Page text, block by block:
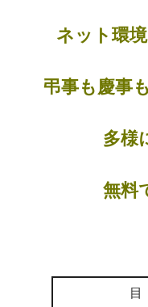
ネット環
弔事も慶事
多様
無料